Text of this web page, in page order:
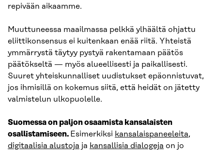
repivään aikaamme.
Muuttuneessa maailmassa pelkkä ylhäältä ohjattu
eliittikonsensus ei kuitenkaan enää riitä. Yhteistä
ymmärrystä täytyy pystyä rakentamaan päätös
päätökseltä — myös alueellisesti ja paikallisesti.
Suuret yhteiskunnalliset uudistukset epäonnistuvat,
jos ihmisillä on kokemus siitä, että heidät on jätetty
valmistelun ulkopuolelle.
Suomessa on paljon osaamista kansalaisten
osallistamiseen. Esimerkiksi kansalaispaneeleita,
digitaalisia alustoja ja kansallisia dialogeja on jo